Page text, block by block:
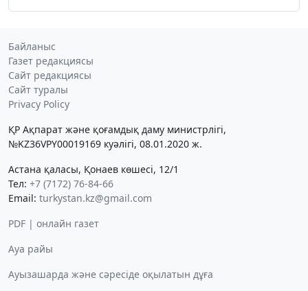
Байланыс
Газет редакциясы
Сайт редакциясы
Сайт туралы
Privacy Policy
ҚР Ақпарат және қоғамдық даму министрлігі,
№KZ36VPY00019169 куәлігі, 08.01.2020 ж.
Астана қаласы, Қонаев көшесі, 12/1
Тел: +7 (7172) 76-84-66
Email: turkystan.kz@gmail.com
PDF | онлайн газет
Ауа райы
Ауызашарда және сәресіде оқылатын дұға